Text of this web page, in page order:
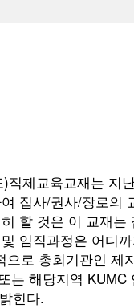
제교육교재는 지
집사/권사/장로의
할 것은 이 교재
임직과정은 어디
로 총회기관인 제
는 해당지역
힌다.